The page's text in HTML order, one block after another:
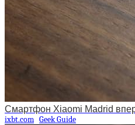
Смартфон Xiaomi Madrid
ixbt.com Geek Guide